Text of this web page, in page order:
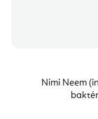
Nimi Neem